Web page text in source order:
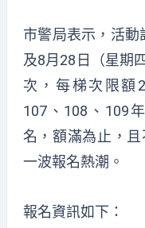
市警局表示，活動
及8月28日（星期
次，每梯次限額
107、108、109
名，額滿為止，
一波報名熱潮。
報名資訊如下：